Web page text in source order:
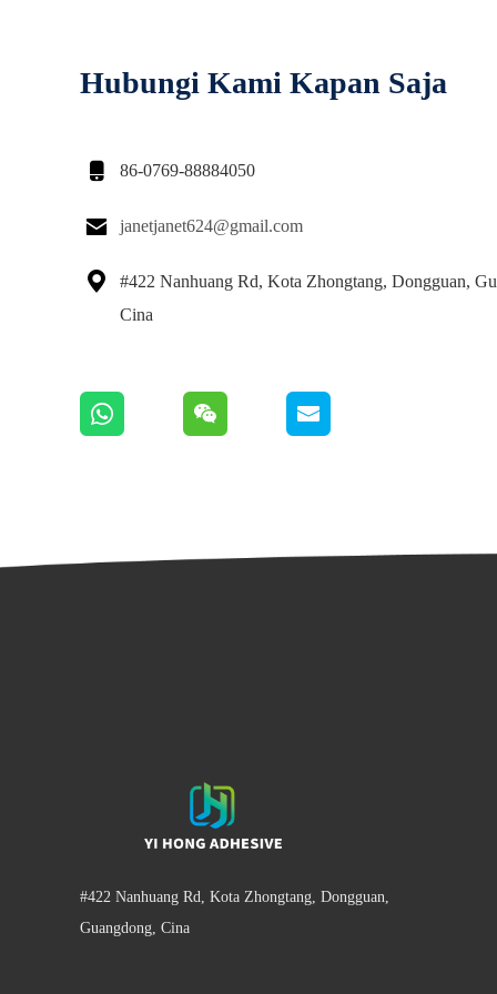
Hubungi Kami Kapan Saja
 86-0769-88884050
 janetjanet624@gmail.com

#422 Nanhuang Rd, Kota Zhongtang, Dongguan,
Cina
#422 Nanhuang Rd, Kota Zhongtang, Dongguan,
Guangdong, Cina